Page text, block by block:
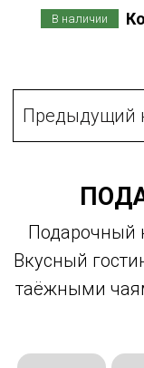
Подарочный
Вкусный
таёжными
Предыдущий
В наличии